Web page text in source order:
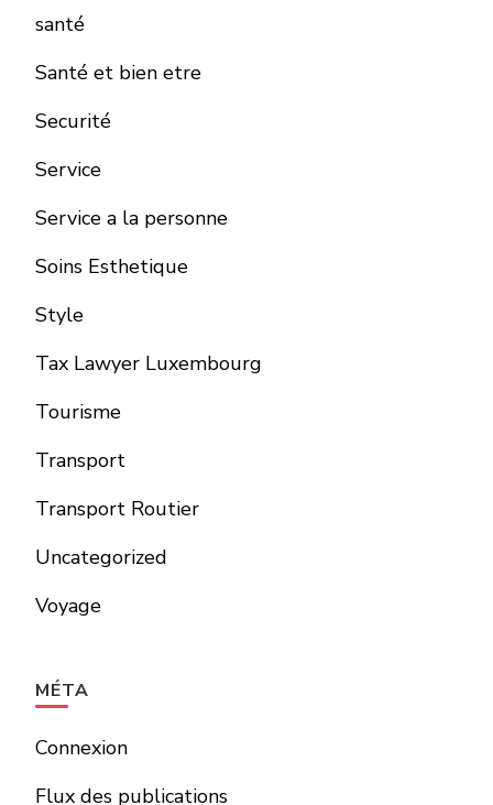
santé
Santé et bien etre
Securité
Service
Service a la personne
Soins Esthetique
Style
Tax Lawyer Luxembourg
Tourisme
Transport
Transport Routier
Uncategorized
Voyage
MÉTA
Connexion
Flux des publications